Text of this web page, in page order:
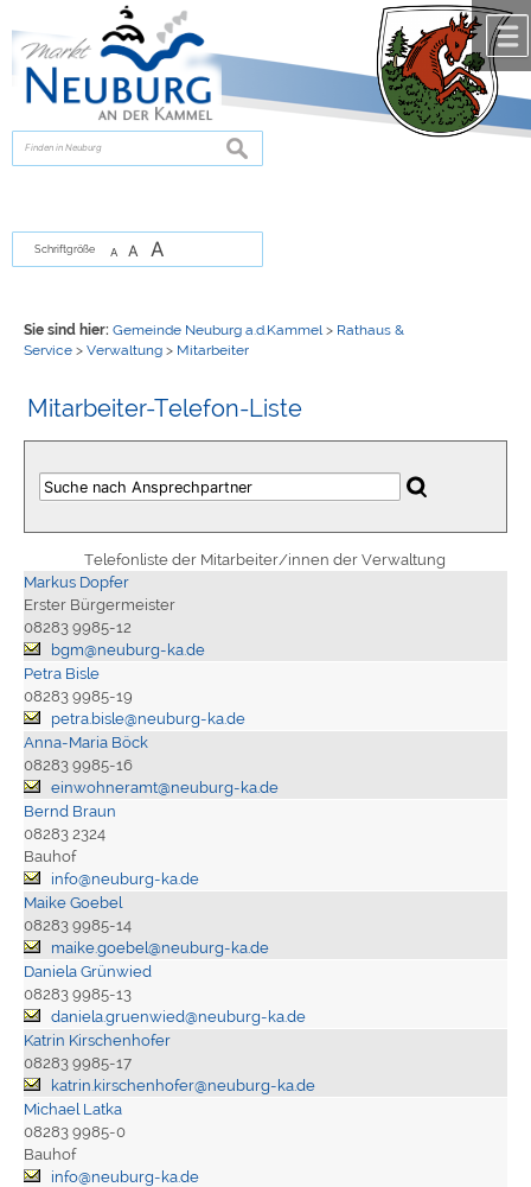
zur Navigationoder
springen.
suchen
Schriftgröße A A A
Sie sind hier: Gemeinde Neuburg a.d.Kammel > Rathaus &
Service> Verwaltung> Mitarbeiter
Mitarbeiter-Telefon-Liste
Telefonliste der Mitarbeiter/innen der Verwaltung
Markus Dopfer
Erster Bürgermeister
08283 9985-12
bgm@neuburg-ka.de
Petra Bisle
08283 9985-19
petra.bisle@neuburg-ka.de
Anna-Maria Böck
08283 9985-16
einwohneramt@neuburg-ka.de
Bernd Braun
08283 2324
Bauhof
info@neuburg-ka.de
Maike Goebel
08283 9985-14
maike.goebel@neuburg-ka.de
Daniela Grünwied
08283 9985-13
daniela.gruenwied@neuburg-ka.de
Katrin Kirschenhofer
08283 9985-17
katrin.kirschenhofer@neuburg-ka.de
Michael Latka
08283 9985-0
Bauhof
info@neuburg-ka.de